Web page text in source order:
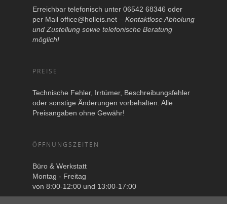
Erreichbar telefonisch unter 06542 68346 oder
per Mail office@holleis.net – Kontaktlose Abholung
und Zustellung sowie telefonische Beratung
möglich!
PREISE
Technische Fehler, Irrtümer, Beschreibungsfehler
oder sonstige Änderungen vorbehalten. Alle
Preisangaben ohne Gewähr!
ÖFFNUNGSZEITEN
Büro & Werkstatt
Montag - Freitag
von 8:00-12:00 und 13:00-17:00